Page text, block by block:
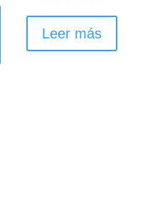
Leer más